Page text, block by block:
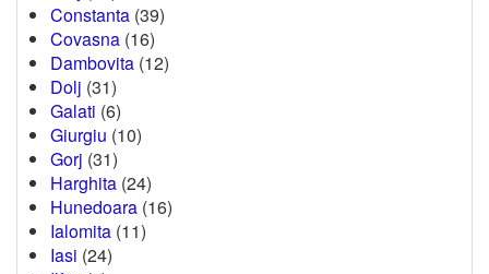
Constanta (39)
Covasna (16)
Dambovita (12)
Dolj (31)
Galati (6)
Giurgiu (10)
Gorj (31)
Harghita (24)
Hunedoara (16)
Ialomita (11)
Iasi (24)